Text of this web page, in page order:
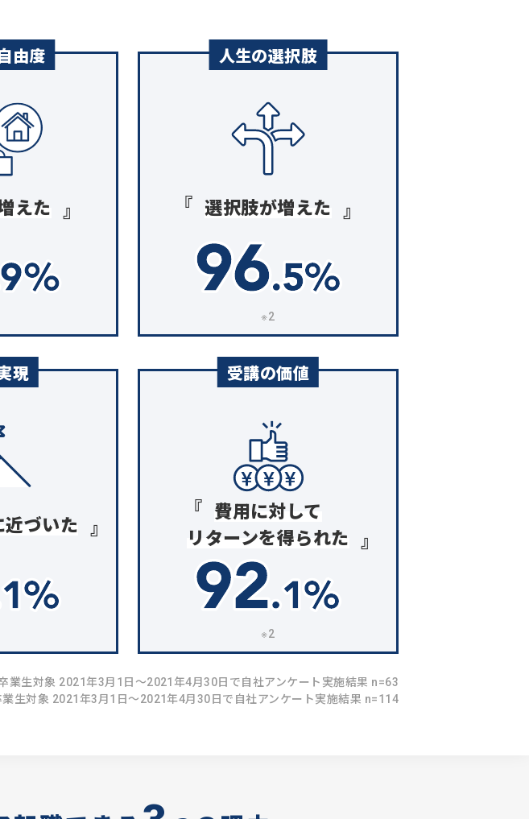
由度
えた
人生の選択肢
選択肢が増えた
※2
現
づいた
受講の価値
費用に対して
リターンを得られた
※2
業生対象 2021年3月1日〜2021年4月30日で自社アンケート実施結果 n=63
生対象 2021年3月1日〜2021年4月30日で自社アンケート実施結果 n=114